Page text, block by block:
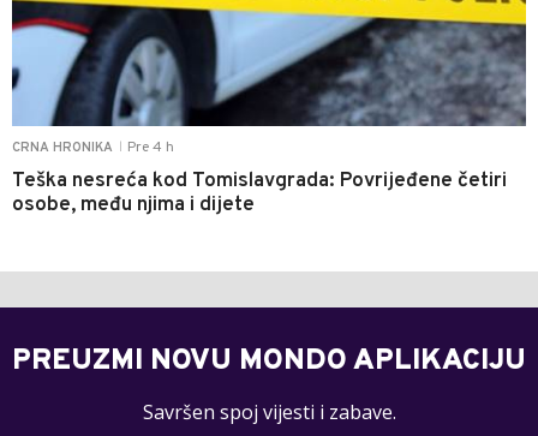
CRNA HRONIKA Pre 4 h
Teška nesreća kod Tomislavgrada: Povrijeđene četiri
osobe, među njima i dijete
PREUZMI NOVU MONDO APLIKACIJU
Savršen spoj vijesti i zabave.